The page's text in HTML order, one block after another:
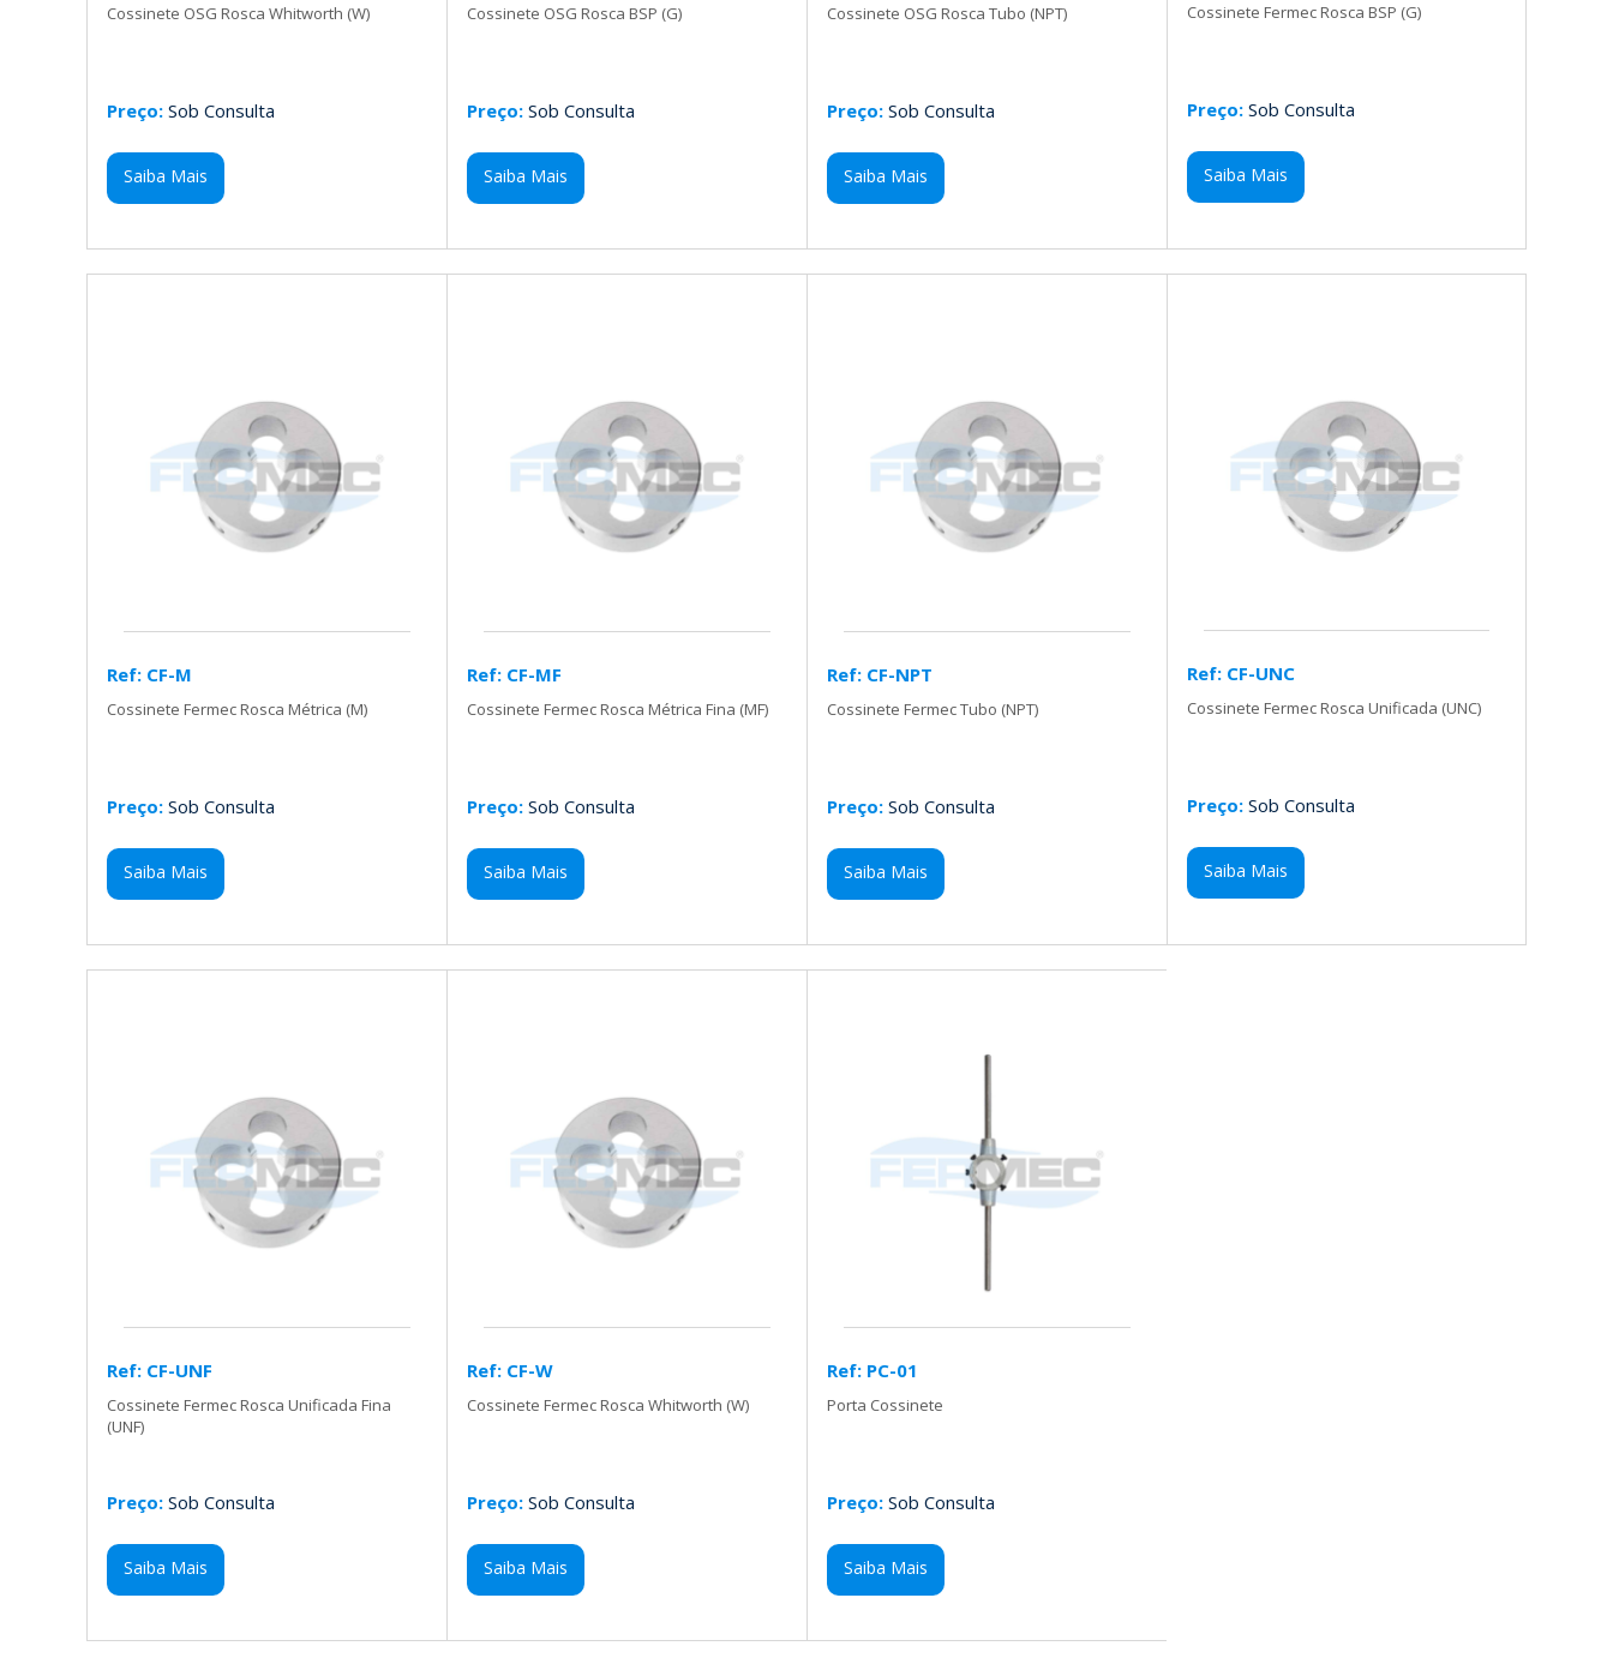
Cossinete OSG Rosca Whitworth (W)
Preço: Sob Consulta
Saiba Mais
Cossinete OSG Rosca BSP (G)
Preço: Sob Consulta
Saiba Mais
Cossinete OSG Rosca Tubo (NPT)
Preço: Sob Consulta
Saiba Mais
Cossinete Fermec Rosca BSP (G)
Preço: Sob Consulta
Saiba Mais
Ref: CF-M
Cossinete Fermec Rosca Métrica (M)
Preço: Sob Consulta
Saiba Mais
Ref: CF-MF
Cossinete Fermec Rosca Métrica Fina (MF)
Preço: Sob Consulta
Saiba Mais
Ref: CF-NPT
Cossinete Fermec Tubo (NPT)
Preço: Sob Consulta
Saiba Mais
Ref: CF-UNC
Cossinete Fermec Rosca Unificada (UNC)
Preço: Sob Consulta
Saiba Mais
Ref: CF-UNF
Cossinete Fermec Rosca Unificada Fina
(UNF)
Preço: Sob Consulta
Saiba Mais
Ref: CF-W
Cossinete Fermec Rosca Whitworth (W)
Preço: Sob Consulta
Saiba Mais
Ref: PC-01
Porta Cossinete
Preço: Sob Consulta
Saiba Mais